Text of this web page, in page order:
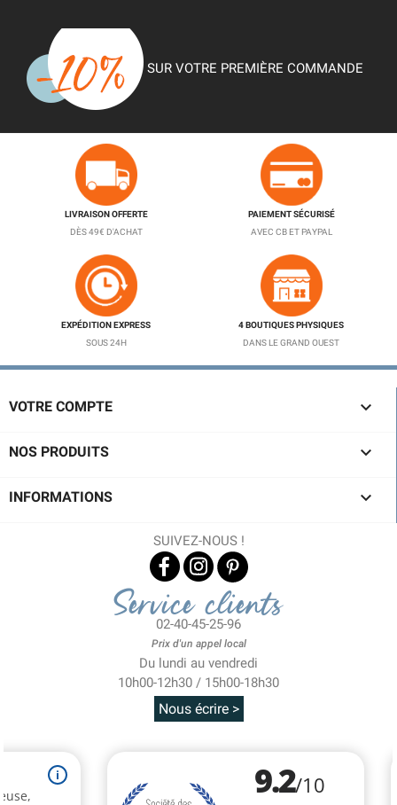
SUR VOTRE PREMIÈRE COMMANDE
LIVRAISON OFFERTE
DÈS 49€ D'ACHAT
PAIEMENT SÉCURISÉ
AVEC CB ET PAYPAL
EXPÉDITION EXPRESS
SOUS 24H
4 BOUTIQUES PHYSIQUES
DANS LE GRAND OUEST
VOTRE COMPTE 
NOS PRODUITS 
INFORMATIONS 
SUIVEZ-NOUS !
Service clients
02-40-45-25-96
Prix d'un appel local
Du lundi au vendredi
10h00-12h30 / 15h00-18h30
Nous écrire >